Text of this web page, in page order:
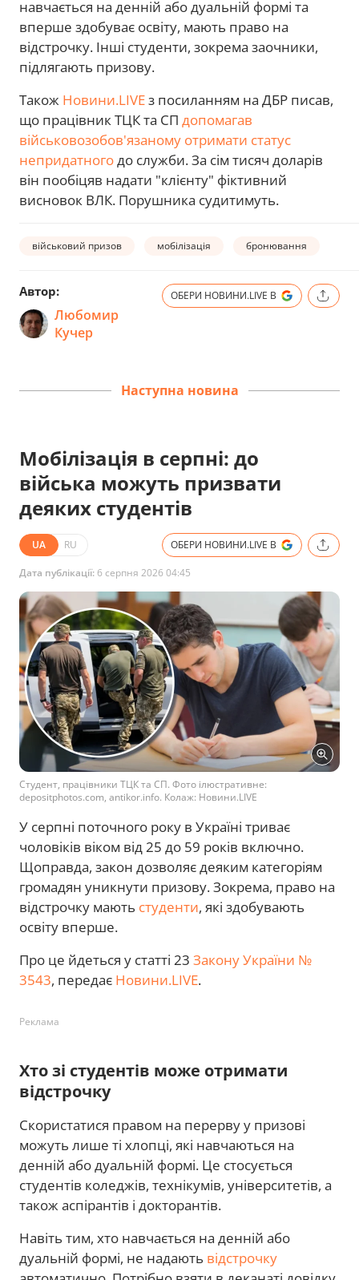
навчається на денній або дуальній формі та
вперше здобуває освіту, мають право на
відстрочку. Інші студенти, зокрема заочники,
підлягають призову.
Також Новини.LIVEз посиланням на ДБР писав,
що працівник ТЦК та СП допомагав
військовозобов'язаному отримати статус
непридатногодо служби. За сім тисяч доларів
він пообіцяв надати "клієнту" фіктивний
висновок ВЛК. Порушника судитимуть.
військовий призов мобілізація бронювання
Автор:
Любомир
Кучер
ОБЕРИ НОВИНИ.LIVE В
Наступна новина
Мобілізація в серпні: до
війська можуть призвати
деяких студентів
UA RU ОБЕРИ НОВИНИ.LIVE В
Дата публікації: 6 серпня 2026 04:45
Студент, працівники ТЦК та СП. Фото ілюстративне:
depositphotos.com, antikor.info. Колаж: Новини.LIVE
У серпні поточного року в Україні триває
чоловіків віком від 25 до 59 років включно.
Щоправда, закон дозволяє деяким категоріям
громадян уникнути призову. Зокрема, право на
відстрочку мають студенти, які здобувають
освіту вперше.
Про це йдеться у статті 23 Закону України №
3543, передає Новини.LIVE.
Реклама
Хто зі студентів може отримати
відстрочку
Скористатися правом на перерву у призові
можуть лише ті хлопці, які навчаються на
денній або дуальній формі. Це стосується
студентів коледжів, технікумів, університетів, а
також аспірантів і докторантів.
Навіть тим, хто навчається на денній або
дуальній формі, не надають відстрочку